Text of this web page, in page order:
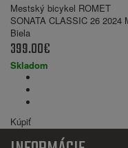
Mestský bicykel ROMET
SONATA CLASSIC 26 2024
Biela
399.00€
Skladom
Kúpiť